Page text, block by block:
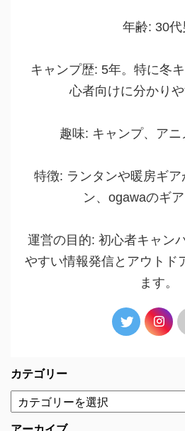
年齢: 30代
キャンプ歴: 5年。特に冬
心者向けに分かりや
趣味: キャンプ、ア
特徴: ランタンや暖房ギ
ン、ogawaのギア
運営の目的: 初心者キャン
やすい情報発信とアウトド
ます。
カテゴリー